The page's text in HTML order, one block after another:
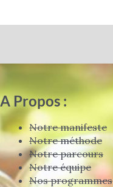
A Propos :
Notre manifeste
Notre méthode
Notre parcours
Notre équipe
Nos programmes